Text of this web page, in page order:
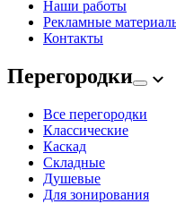
Наши работы
Рекламные
Контакты
Перегородки
Все перегородки
Классические
Каскад
Складные
Душевые
Для зонирования